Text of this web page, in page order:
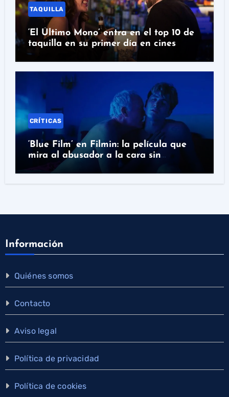
TAQUILLA
‘El Último Mono’ entra en el top 10 de
taquilla en su primer día en cines
CRÍTICAS
‘Blue Film’ en Filmin: la película que
mira al abusador a la cara sin
absolverlo
Información
Quiénes somos
Contacto
Aviso legal
Política de privacidad
Política de cookies